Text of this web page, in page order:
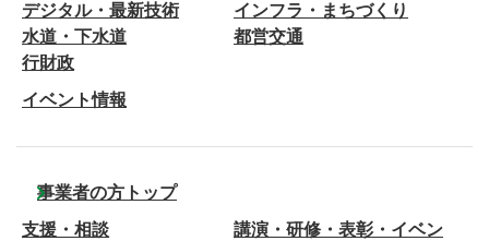
デジタル・最新技術
インフラ・まちづくり
水道・下水道
都営交通
行財政
イベント情報
事業者の方トップ
支援・相談
講演・研修・表彰・イベン